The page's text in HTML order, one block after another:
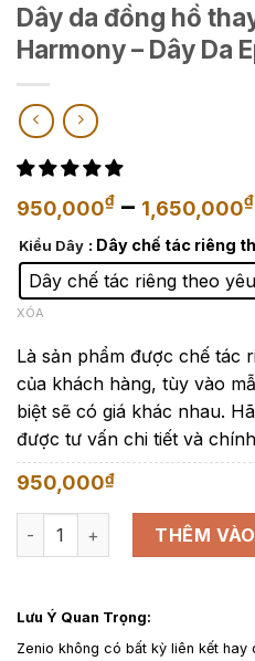
Dây da đồng hồ
Harmony – Dây Da
950,000₫ – 1,650,000₫
Kiểu Dây : Dây chế tác riêng
Dây chế tác riêng theo
XÓA
Là sản phẩm được chế tác
của khách hàng, tùy vào
biệt sẽ có giá khác nhau.
được tư vấn chi tiết và
950,000₫
Dây da đồng hồ thay thế
THÊM
Lưu Ý Quan Trọng:
Zenio không có bất kỳ liên kết